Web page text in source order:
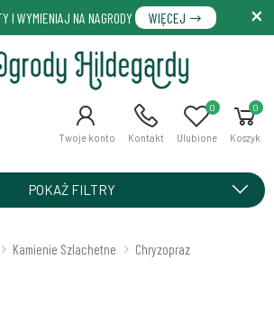
I WYMIENIAJ NA NAGRODY WIĘCEJ
Twoje konto Kontakt Ulubione
0 0
Koszyk
POKAŻ FILTRY
Kamienie Szlachetne Chryzopraz